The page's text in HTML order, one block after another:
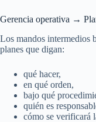
Gerencia operativa →
Los mandos intermedios
planes que digan:
qué hacer,
en qué orden,
bajo qué
quién es
cómo se verificará